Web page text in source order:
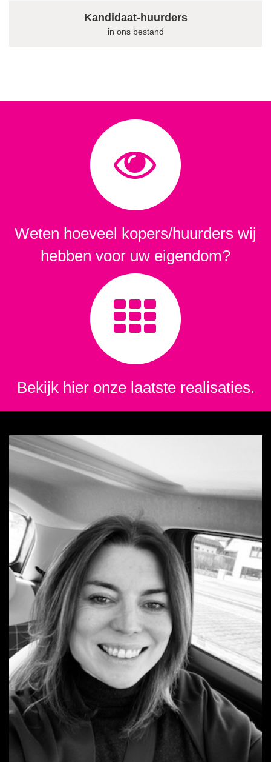
Kandidaat-huurders
in ons bestand
Weten hoeveel kopers/huurders wij
hebben voor uw eigendom?
Bekijk hier onze laatste realisaties.